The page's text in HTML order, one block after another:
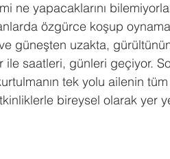
ne yapacaklarını
özgürce koşup
güneşten uzakta,
ile saatleri, günleri geçiyor.
tek yolu ailenin
bireysel olarak yer